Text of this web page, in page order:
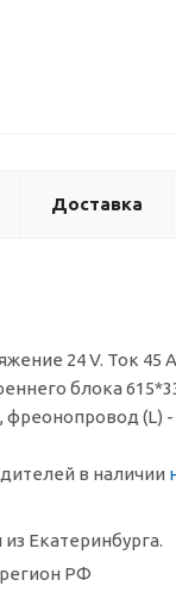
Доставка
24 V. Ток 45
блока
(L) -
в наличии
Екатеринбурга.
РФ